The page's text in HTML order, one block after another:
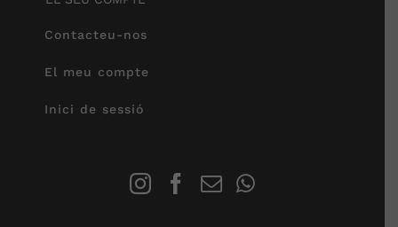
Contacteu-nos
El meu compte
Inici de sessió